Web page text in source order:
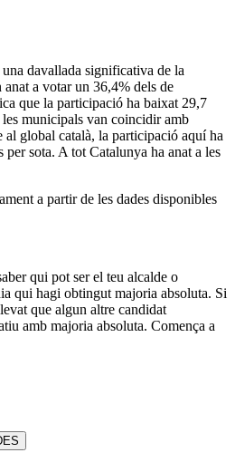
davallada significativa de la
a votar un 36,4% dels de
que la participació ha baixat 29,7
municipals van coincidir amb
al global català, la participació aquí ha
sota. A tot Catalunya ha anat a les
a partir de les dades disponibles
qui pot ser el teu alcalde o
qui hagi obtingut majoria absoluta. Si
que algun altre candidat
amb majoria absoluta. Comença a